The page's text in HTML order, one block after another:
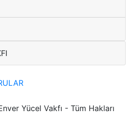
Yücel Vakfı - Tüm Hakları